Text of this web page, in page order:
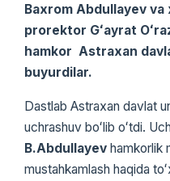
Baxrom Abdullayev va
prorektor Gʻayrat
hamkor Astraxan
buyurdilar.
Dastlab Astraxan davlat
uchrashuv boʻlib oʻtdi.
B.Abdullayev hamkorlik
mustahkamlash haqida